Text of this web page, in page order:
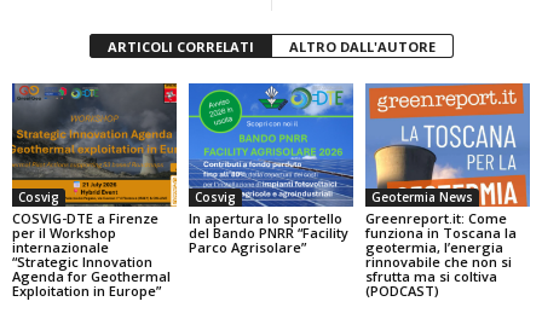
ARTICOLI CORRELATI ALTRO DALL'AUTORE
Cosvig
COSVIG-DTE a Firenze
per il Workshop
internazionale
“Strategic Innovation
Agenda for Geothermal
Exploitation in Europe”
Cosvig
In apertura lo sportello
del Bando PNRR “Facility
Parco Agrisolare”
Geotermia News
Greenreport.it: Come
funziona in Toscana la
geotermia, l’energia
rinnovabile che non si
sfrutta ma si coltiva
(PODCAST)